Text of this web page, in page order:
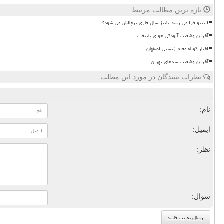
تازه ترین مطالب مرتبط
النینو فرا می رسد پاییز سال جاری پرچالش می شود؟
آخرین وضعیت آلودگی هوای پایتخت
اخبار کوتاه محیط زیستی اصفهان
آخرین وضعیت سدهای تهران
نظرات بینندگان در مورد این مطلب
نام:
ایمیل:
نظر:
سوال: